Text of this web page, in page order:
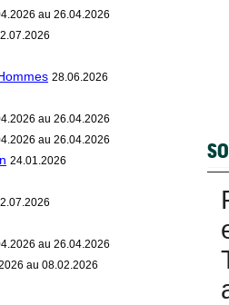
au 26.04.2026
28.06.2026
au 26.04.2026
au 26.04.2026
24.01.2026
au 26.04.2026
au 08.02.2026